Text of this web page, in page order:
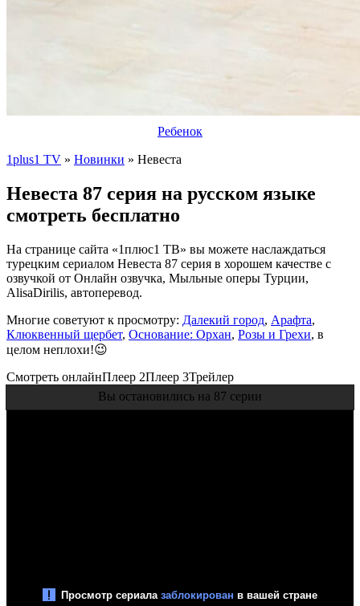
Ребенок
1plus1 TV » Новинки » Невеста
Невеста 87 серия на русском языке
смотреть бесплатно
На странице сайта «1плюс1 ТВ» вы можете наслаждаться
турецким сериалом Невеста 87 серия в хорошем качестве с
озвучкой от Онлайн озвучка, Мыльные оперы Турции,
AlisaDirilis, автоперевод.
Многие советуют к просмотру: Далекий город, Арафта,
Клюквенный щербет, Основание: Орхан, Розы и Грехи, в
целом неплохи!😉
Смотреть онлайнПлеер 2Плеер 3Трейлер
Вы остановились на 87 серии